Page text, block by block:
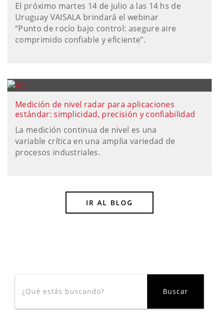
El próximo martes 14 de julio a las 14 hs de
Uruguay VAISALA brindará el webinar
“Punto de rocío bajo control: asegure aire
comprimido confiable y eficiente”.
Medición de nivel radar para aplicaciones
estándar: simplicidad, precisión y confiabilidad
La medición continua de nivel es una
variable crítica en una amplia variedad de
procesos industriales.
IR AL BLOG